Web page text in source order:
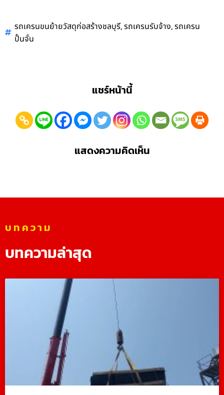
รถเครนขนย้ายวัสดุก่อสร้างชลบุรี,รถเครนรับจ้าง,รถเครน
ปั้นจั่น
แชร์หน้านี้
แสดงความคิดเห็น
บทความ
บทความล่าสุด